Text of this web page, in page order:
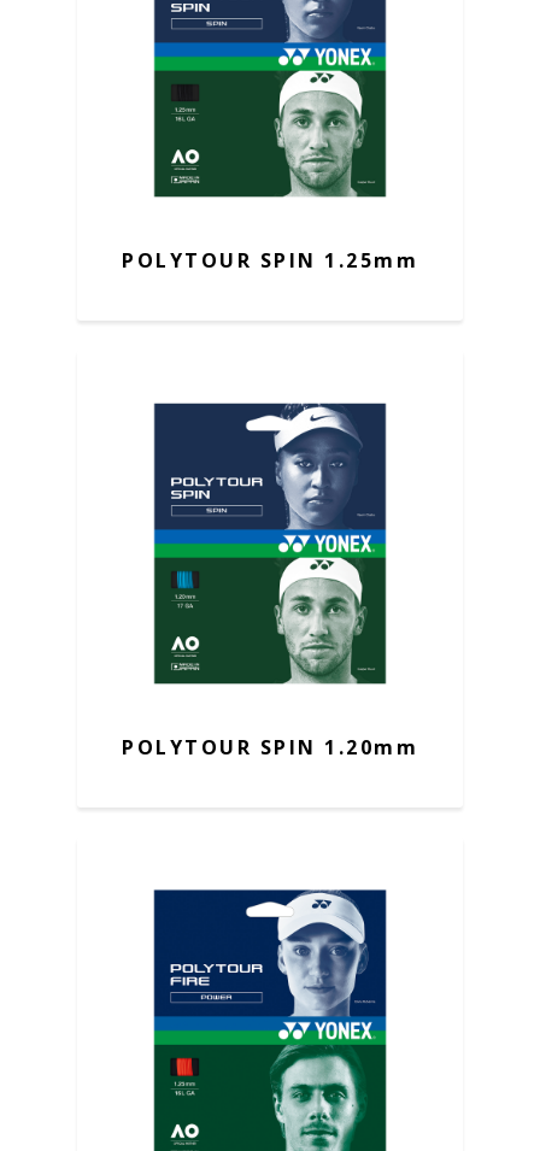
POLYTOUR SPIN 1.25mm
POLYTOUR SPIN 1.20mm